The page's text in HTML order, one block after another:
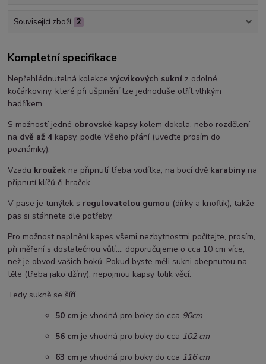
Související zboží 2
Kompletní specifikace
Nepřehlédnutelná kolekcevýcvikových sukní z odolné
kočárkoviny, které při ušpinění lze jednoduše otřít vlhkým
hadříkem. ....
S možností jedné obrovské kapsykolem dokola, nebo rozdělení
na dvě až 4 kapsy, podle Všeho přání (uveďte prosím do
poznámky).
Vzadu kroužek na připnutí třeba vodítka, na bocí dvě karabinyna
připnutí klíčů či hraček.
V pase je tunýlek s regulovatelou gumou (dírky a knoflík), takže
pas si stáhnete dle potřeby.
Pro možnost naplnění kapes všemi nezbytnostmi počítejte, prosím,
při měření s dostatečnou vůlí.... doporučujeme o cca 10 cm více,
než je obvod vašich boků. Pokud byste měli sukni obepnutou na
těle (třeba jako džíny), nepojmou kapsy tolik věcí.
Tedy sukně se šíří
50 cm je vhodná pro boky do cca 90cm
56 cm je vhodná pro boky do cca 102 cm
63 cm je vhodná pro boky do cca 116 cm